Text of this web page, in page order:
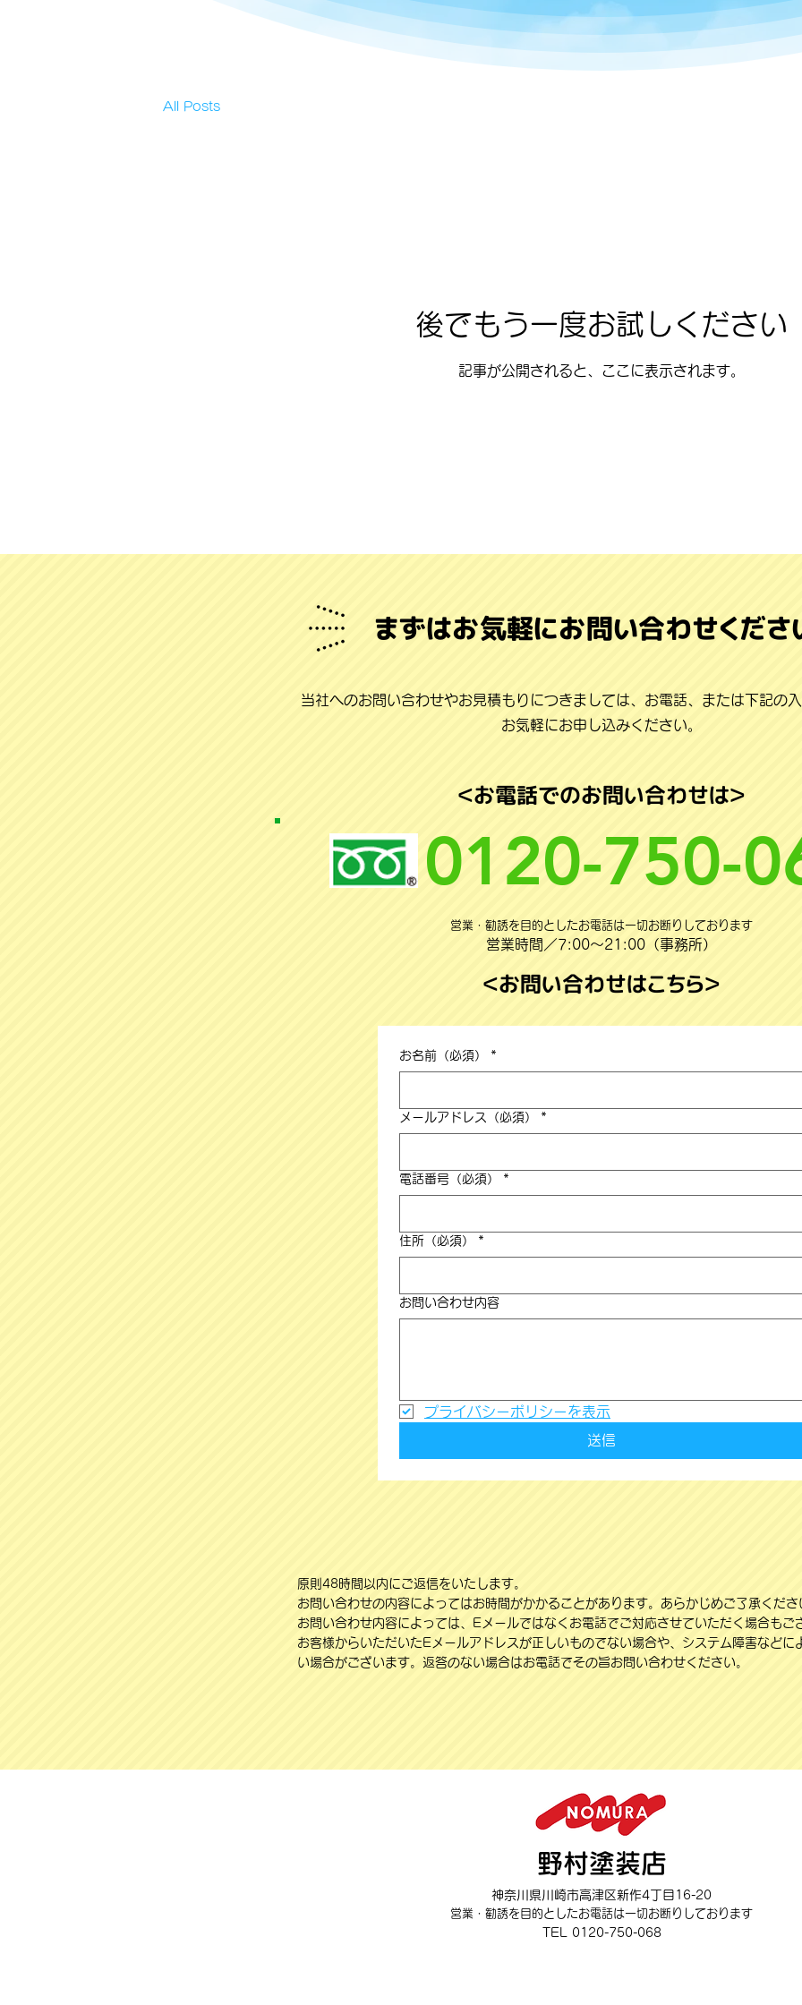
All Posts
後でもう一度お試しください
記事が公開されると、ここに表示されます。
まずはお気軽にお問い合わせくださ
当社へのお問い合わせやお見積もりにつきましては、お電話、または下記の
お気軽にお申し込みください。
＜お電話でのお問い合わせは＞
0120-750-
営業・勧誘を目的としたお電話は一切お断りしております
営業時間／7:00〜21:00（事務所）
＜お問い合わせはこちら＞
お名前（必須） *
メールアドレス（必須） *
電話番号（必須） *
住所（必須） *
お問い合わせ内容
プライバシーポリシーを表示
送信
原則48時間以内にご返信をいたします。
お問い合わせの内容によってはお時間がかかることがあります。あらかじめご了承くださ
お問い合わせ内容によっては、Eメールではなくお電話でご対応させていただく場合もご
お客様からいただいたEメールアドレスが正しいものでない場合や、システム障害などに
い場合がございます。返答のない場合はお電話でその旨お問い合わせください。
野村塗装店
神奈川県川崎市高津区新作4丁目16-20
営業・勧誘を目的としたお電話は一切お断りしております
TEL 0120-750-068